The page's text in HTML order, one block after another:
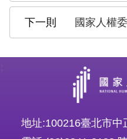
無
障
礙
快
請
國家人權委員會就
地址:100216臺北市中